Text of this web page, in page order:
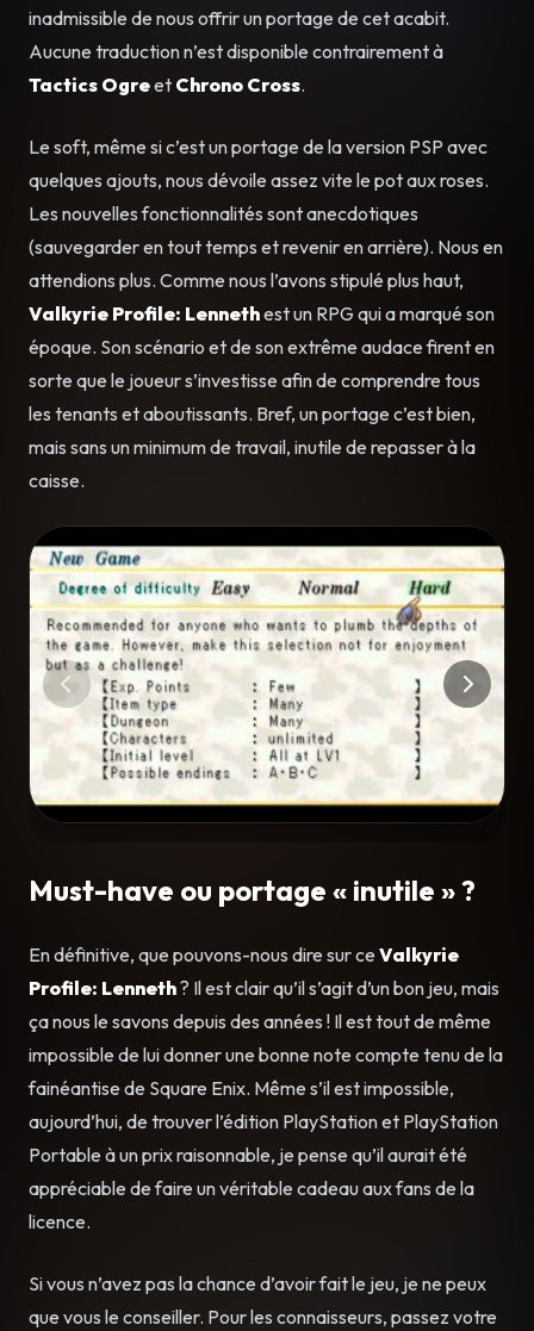
inadmissible de nous offrir un portage de cet acabit.
Aucune traduction n’est disponible contrairement à
Tactics Ogreet Chrono Cross.
Le soft, même si c’est un portage de la version PSP avec
quelques ajouts, nous dévoile assez vite le pot aux roses.
Les nouvelles fonctionnalités sont anecdotiques
(sauvegarder en tout temps et revenir en arrière). Nous en
attendions plus. Comme nous l’avons stipulé plus haut,
Valkyrie Profile: Lennethest un RPG qui a marqué son
époque. Son scénario et de son extrême audace firent en
sorte que le joueur s’investisse afin de comprendre tous
les tenants et aboutissants. Bref, un portage c’est bien,
mais sans un minimum de travail, inutile de repasser à la
caisse.
Must-have ou portage « inutile » ?
En définitive, que pouvons-nous dire sur ce Valkyrie
Profile: Lenneth? Il est clair qu’il s’agit d’un bon jeu, mais
ça nous le savons depuis des années ! Il est tout de même
impossible de lui donner une bonne note compte tenu de la
fainéantise de Square Enix. Même s’il est impossible,
aujourd’hui, de trouver l’édition PlayStation et PlayStation
Portable à un prix raisonnable, je pense qu’il aurait été
appréciable de faire un véritable cadeau aux fans de la
licence.
Si vous n’avez pas la chance d’avoir fait le jeu, je ne peux
que vous le conseiller. Pour les connaisseurs, passez votre